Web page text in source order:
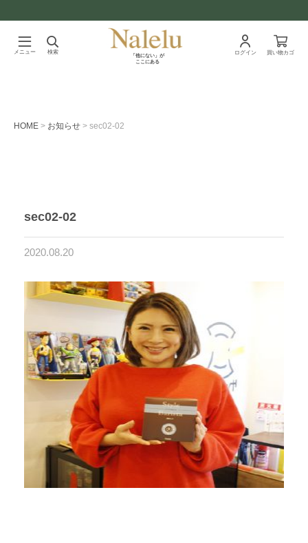
メニュー 検索
「他にない」が
ここにある
ログイン 買い物カゴ
HOME お知らせ sec02-02
sec02-02
2020.08.20